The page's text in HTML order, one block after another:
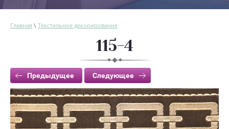
Главная \ Текстильное декорирование
115-4
Предыдущее Следующее